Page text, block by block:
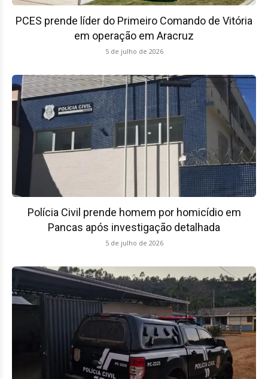
PCES prende líder do Primeiro Comando de Vitória
em operação em Aracruz
5 de julho de 2026
Polícia Civil prende homem por homicídio em
Pancas após investigação detalhada
5 de julho de 2026